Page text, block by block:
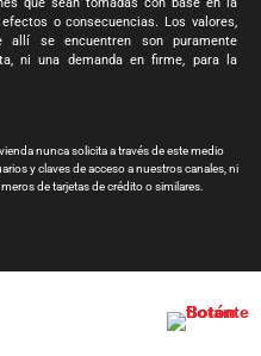
o consecuencias. Los valores,
se encuentren son puramente
ni una demanda en firme, para la
nunca solicita a través de este medio
y claves de acceso a nuestros canales, ni
de tarjetas de crédito o similares.